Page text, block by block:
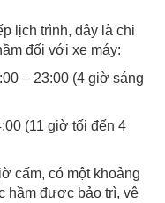
lịch trình, đây là chi
đối với xe máy:
– 23:00 (4 giờ sáng
(11 giờ tối đến 4
cấm, có một khoảng
hầm được bảo trì, vệ